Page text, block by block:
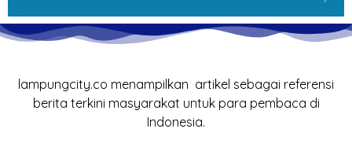
lampungcity.co menampilkan artikel sebagai referensi
berita terkini masyarakat untuk para pembaca di
Indonesia.